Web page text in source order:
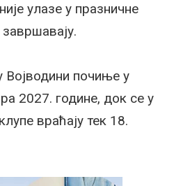
улазе у празничне
Војводини почиње у
2027. године, док се у
враћају тек 18.